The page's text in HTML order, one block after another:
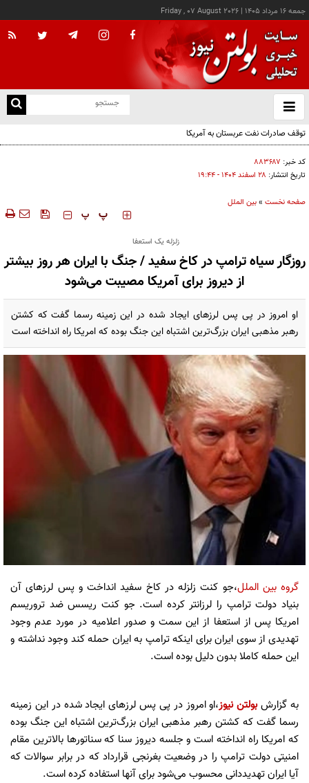
جمعه ۱۶ مرداد ۱۴۰۵ |
Friday , 07 August 2026
باز
و
توقف صادرات نفت عربستان به آمریکا
کد خبر: ۸۸۳۶۸۷
تاریخ انتشار: ۲۸ اسفند ۱۴۰۴ - ۱۹:۴۴
صفحه نخست »بین الملل
‍‍‍ پ پ
زلزله یک استعفا
روزگار سیاه ترامپ در کاخ سفید / جنگ با ایران هر روز بیشتر
از دیروز برای آمریکا مصیبت می‌شود
او امروز در پی پس لرزهای ایجاد شده در این زمینه رسما گفت که کشتن
رهبر مذهبی ایران بزرگ‌ترین اشتباه این جنگ بوده که امریکا راه انداخته است
گروه بین الملل،جو کنت زلزله در کاخ سفید انداخت و پس لرزهای آن
بنیاد دولت ترامپ را لرزانتر کرده است. جو‌ کنت ریسس ضد تروریسم
امریکا پس از استعفا از این سمت و صدور اعلامیه در مورد عدم وجود
تهدیدی از سوی ایران برای اینکه ترامپ به ایران حمله کند وجود نداشته و
این حمله کاملا بدون دلیل بوده است.
به گزارشبولتن نیوز،او امروز در پی پس لرزهای ایجاد شده در این زمینه
رسما گفت که کشتن رهبر مذهبی ایران بزرگ‌ترین اشتباه این جنگ بوده
که امریکا راه انداخته است و جلسه دیروز سنا که سناتورها بالاترین مقام
امنیتی دولت ترامپ را در وضعیت بغرنجی قرارداد که در برابر سوالات که
آیا ایران تهدیددانی محسوب می‌شود برای آنها استفاده کرده است.